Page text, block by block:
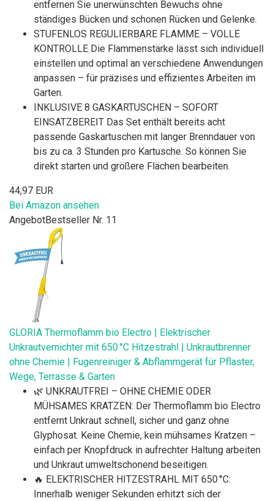
entfernen Sie unerwünschten Bewuchs ohne
ständiges Bücken und schonen Rücken und Gelenke.
STUFENLOS REGULIERBARE FLAMME – VOLLE
KONTROLLE Die Flammenstärke lässt sich individuell
einstellen und optimal an verschiedene Anwendungen
anpassen – für präzises und effizientes Arbeiten im
Garten.
INKLUSIVE 8 GASKARTUSCHEN – SOFORT
EINSATZBEREIT Das Set enthält bereits acht
passende Gaskartuschen mit langer Brenndauer von
bis zu ca. 3 Stunden pro Kartusche. So können Sie
direkt starten und größere Flächen bearbeiten.
44,97 EUR
Bei Amazon ansehen
AngebotBestseller Nr. 11
GLORIA Thermoflamm bio Electro | Elektrischer
Unkrautvernichter mit 650 °C Hitzestrahl | Unkrautbrenner
ohne Chemie | Fugenreiniger & Abflammgerät für Pflaster,
Wege, Terrasse & Garten
🌿 UNKRAUTFREI – OHNE CHEMIE ODER
MÜHSAMES KRATZEN: Der Thermoflamm bio Electro
entfernt Unkraut schnell, sicher und ganz ohne
Glyphosat. Keine Chemie, kein mühsames Kratzen –
einfach per Knopfdruck in aufrechter Haltung arbeiten
und Unkraut umweltschonend beseitigen.
🔥 ELEKTRISCHER HITZESTRAHL MIT 650 °C:
Innerhalb weniger Sekunden erhitzt sich der